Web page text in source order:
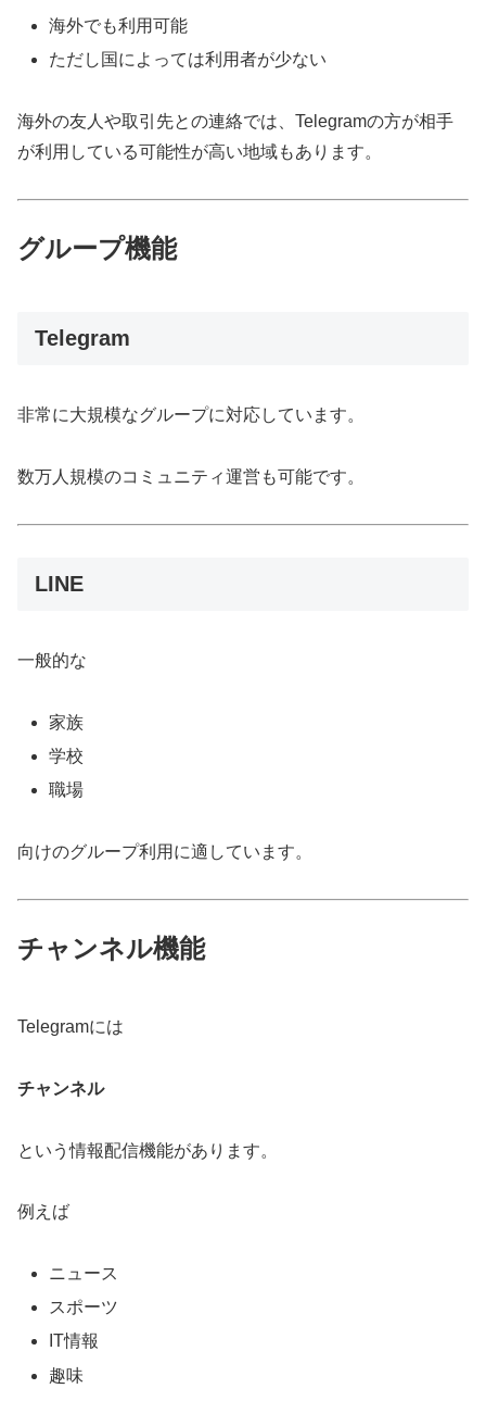
海外でも利用可能
ただし国によっては利用者が少ない
海外の友人や取引先との連絡では、Telegramの方が相手
が利用している可能性が高い地域もあります。
グループ機能
Telegram
非常に大規模なグループに対応しています。
数万人規模のコミュニティ運営も可能です。
LINE
一般的な
家族
学校
職場
向けのグループ利用に適しています。
チャンネル機能
Telegramには
チャンネル
という情報配信機能があります。
例えば
ニュース
スポーツ
IT情報
趣味